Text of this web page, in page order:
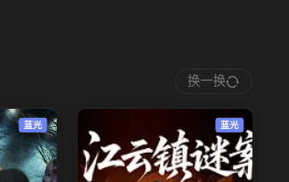
换一换
蓝光 蓝光